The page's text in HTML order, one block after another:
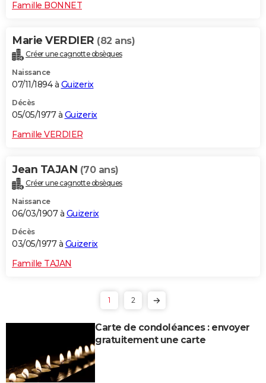
Famille BONNET
Marie VERDIER (82 ans)
Créer une cagnotte obsèques
Naissance
07/11/1894 à Guizerix
Décès
05/05/1977 à Guizerix
Famille VERDIER
Jean TAJAN (70 ans)
Créer une cagnotte obsèques
Naissance
06/03/1907 à Guizerix
Décès
03/05/1977 à Guizerix
Famille TAJAN
1 2
Carte de condoléances : envoyer
gratuitement une carte